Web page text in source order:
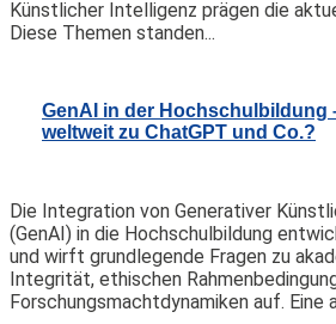
Künstlicher Intelligenz prägen die
Diese Themen standen...
GenAI in der Hochschulbildung
weltweit zu ChatGPT und Co.?
Die Integration von Generativer
(GenAI) in die Hochschulbildung
und wirft grundlegende Fragen zu
Integrität, ethischen
Forschungsmachtdynamiken auf. Eine